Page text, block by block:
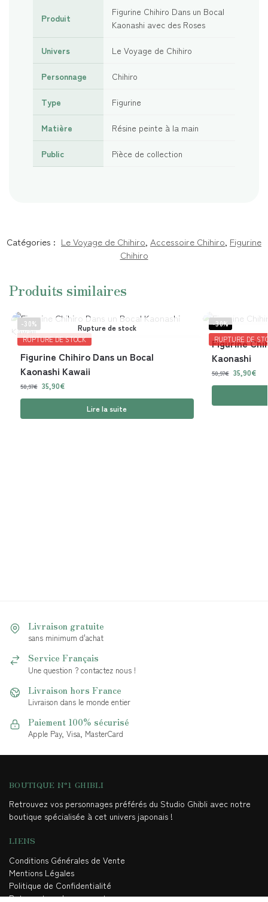
Produit
Figurine Chihiro Dans un Bocal
Kaonashi avec des Roses
Univers Le Voyage de Chihiro
Personnage Chihiro
Type Figurine
Matière Résine peinte à la main
Public Pièce de collection
Catégories : Le Voyage de Chihiro, Accessoire Chihiro, Figurine
Chihiro
Produits similaires
-30%
RUPTURE DE STOCK
Rupture de stock
Figurine Chihiro Dans un Bocal
Kaonashi Kawaii
50,97€ 35,90€
Lire la suite
-30%
RUPTURE DE
Figurine
Kaonashi
50,97€ 35,90€
Livraison gratuite
sans minimum d'achat
Service Français
Une question ? contactez nous !
Livraison hors France
Livraison dans le monde entier
Paiement 100% sécurisé
Apple Pay, Visa, MasterCard
BOUTIQUE N°1 GHIBLI
Retrouvez vos personnages préférés du Studio Ghibli avec notre
boutique spécialisée à cet univers japonais !
LIENS
Conditions Générales de Vente
Mentions Légales
Politique de Confidentialité
Retour et remboursement